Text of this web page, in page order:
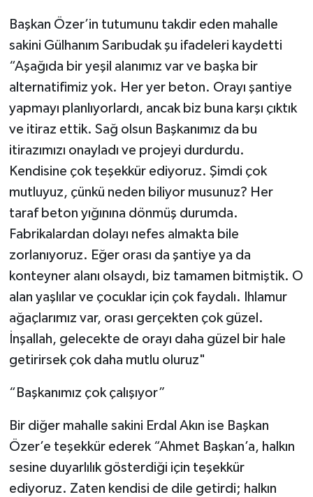
Başkan Özer’in tutumunu takdir eden mahalle
sakini Gülhanım Sarıbudak şu ifadeleri kaydetti
“Aşağıda bir yeşil alanımız var ve başka bir
alternatifimiz yok. Her yer beton. Orayı şantiye
yapmayı planlıyorlardı, ancak biz buna karşı çıktık
ve itiraz ettik. Sağ olsun Başkanımız da bu
itirazımızı onayladı ve projeyi durdurdu.
Kendisine çok teşekkür ediyoruz. Şimdi çok
mutluyuz, çünkü neden biliyor musunuz? Her
taraf beton yığınına dönmüş durumda.
Fabrikalardan dolayı nefes almakta bile
zorlanıyoruz. Eğer orası da şantiye ya da
konteyner alanı olsaydı, biz tamamen bitmiştik. O
alan yaşlılar ve çocuklar için çok faydalı. Ihlamur
ağaçlarımız var, orası gerçekten çok güzel.
İnşallah, gelecekte de orayı daha güzel bir hale
getirirsek çok daha mutlu oluruz"
“Başkanımız çok çalışıyor”
Bir diğer mahalle sakini Erdal Akın ise Başkan
Özer’e teşekkür ederek “Ahmet Başkan’a, halkın
sesine duyarlılık gösterdiği için teşekkür
ediyoruz. Zaten kendisi de dile getirdi; halkın